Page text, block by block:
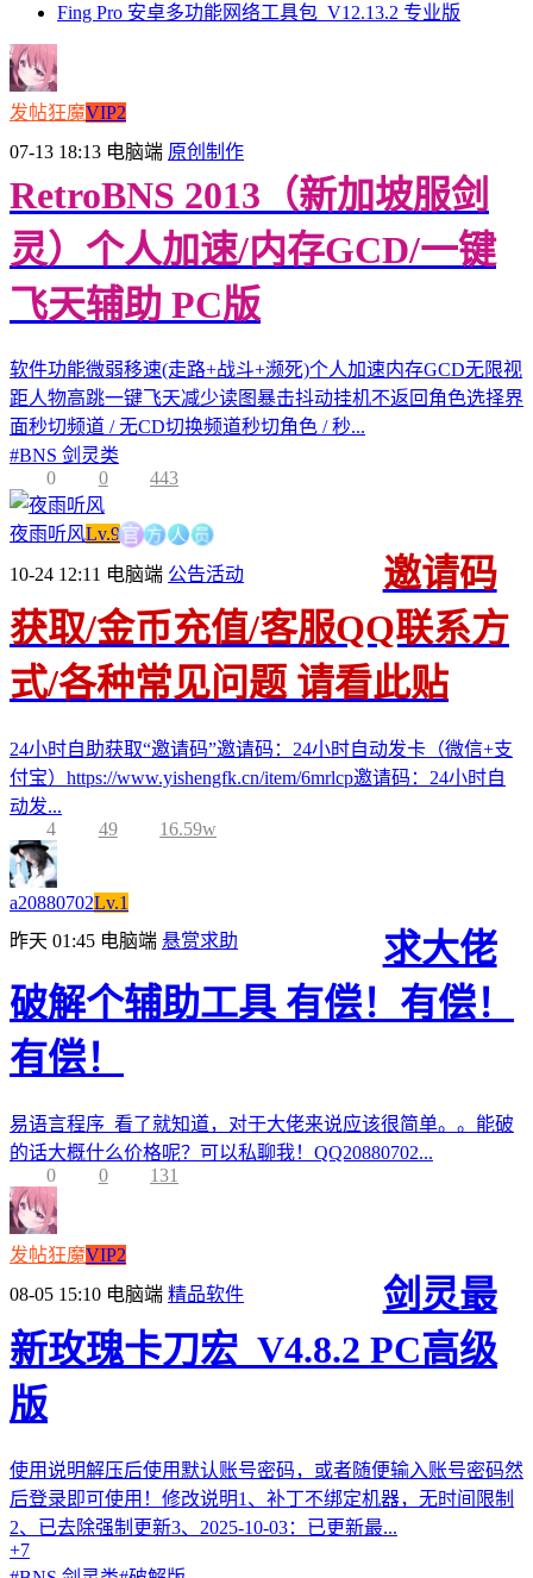
Fing Pro 安卓多功能网络工具包_V12.13.2 专业版
发帖狂魔VIP2
07-13 18:13 电脑端 原创制作
RetroBNS 2013（新加坡服剑
灵）个人加速/内存GCD/一键
飞天辅助 PC版
软件功能微弱移速(走路+战斗+濒死)个人加速内存GCD无限视
距人物高跳一键飞天减少读图暴击抖动挂机不返回角色选择界
面秒切频道 / 无CD切换频道秒切角色 / 秒...
#BNS 剑灵类
0
0 443
夜雨听风Lv.9官方人员
10-24 12:11 电脑端 公告活动
邀请码
获取/金币充值/客服QQ联系方
式/各种常见问题 请看此贴
24小时自助获取“邀请码”邀请码：24小时自动发卡（微信+支
付宝）https://www.yishengfk.cn/item/6mrlcp邀请码：24小时自
动发...
4
49 16.59w
a20880702Lv.1
昨天 01:45 电脑端 悬赏求助
求大佬
破解个辅助工具 有偿！有偿！
有偿！
易语言程序 看了就知道，对于大佬来说应该很简单。。能破
的话大概什么价格呢？可以私聊我！QQ20880702...
0
0 131
发帖狂魔VIP2
08-05 15:10 电脑端 精品软件
剑灵最
新玫瑰卡刀宏_V4.8.2 PC高级
版
使用说明解压后使用默认账号密码，或者随便输入账号密码然
后登录即可使用！修改说明1、补丁不绑定机器，无时间限制
2、已去除强制更新3、2025-10-03：已更新最...
+7